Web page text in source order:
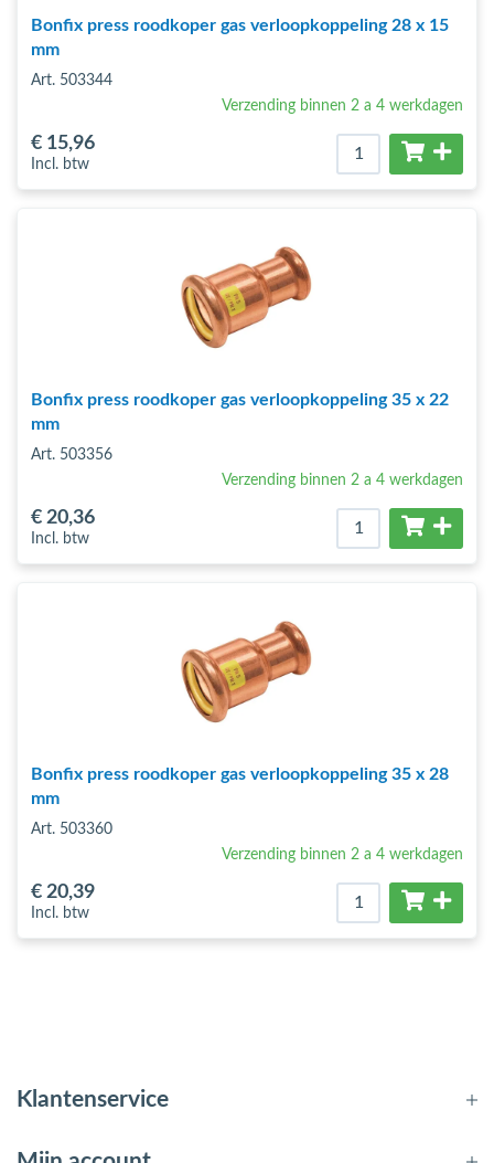
Bonfix press roodkoper gas verloopkoppeling 28 x 15
mm
Art. 503344
Verzending binnen 2 a 4 werkdagen
€ 15,96
Incl. btw
Bonfix press roodkoper gas verloopkoppeling 35 x 22
mm
Art. 503356
Verzending binnen 2 a 4 werkdagen
€ 20,36
Incl. btw
Bonfix press roodkoper gas verloopkoppeling 35 x 28
mm
Art. 503360
Verzending binnen 2 a 4 werkdagen
€ 20,39
Incl. btw
Klantenservice